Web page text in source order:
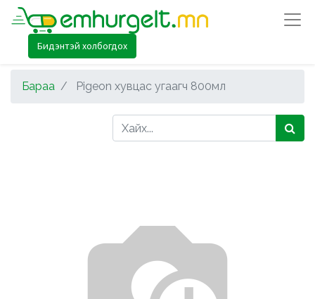
Бидэнтэй холбогдох
Бараа Pigeon хувцас угаагч 800мл